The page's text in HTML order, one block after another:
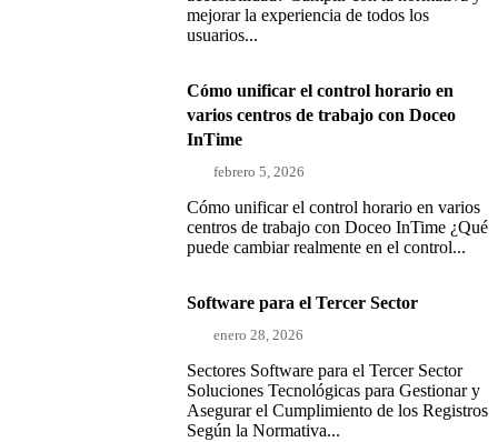
mejorar la experiencia de todos los
usuarios...
Cómo unificar el control horario en
varios centros de trabajo con Doceo
InTime
febrero 5, 2026
Cómo unificar el control horario en varios
centros de trabajo con Doceo InTime ¿Qué
puede cambiar realmente en el control...
Software para el Tercer Sector
enero 28, 2026
Sectores Software para el Tercer Sector
Soluciones Tecnológicas para Gestionar y
Asegurar el Cumplimiento de los Registros
Según la Normativa...